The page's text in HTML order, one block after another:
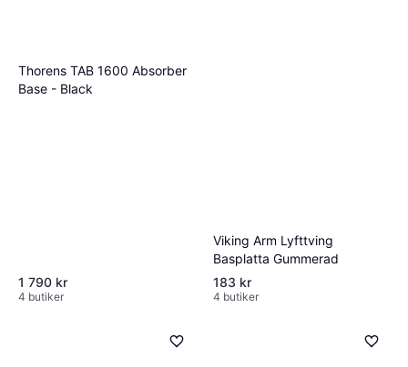
Thorens TAB 1600 Absorber
Base - Black
1 790 kr
4 butiker
Viking Arm Lyfttving
Basplatta Gummerad
183 kr
4 butiker